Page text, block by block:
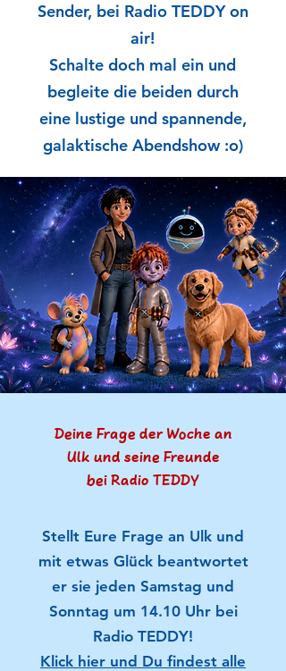
Sender, bei Radio TEDDY on
air!
Schalte doch mal ein und
begleite die beiden durch
eine lustige und spannende,
galaktische Abendshow :o)
Deine Frage der Woche an
Ulk und seine Freunde
bei Radio TEDDY
Stellt Eure Frage an Ulk und
mit etwas Glück beantwortet
er sie jeden Samstag und
Sonntag um 14.10 Uhr bei
Radio TEDDY!
Klick hier und Du findest alle